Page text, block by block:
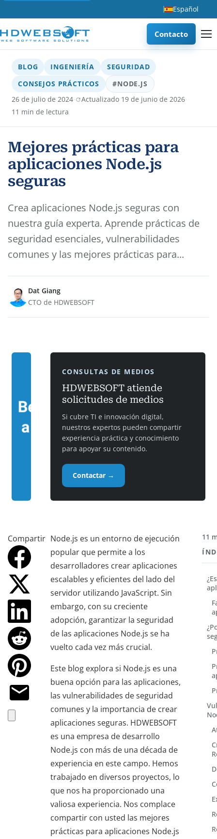
Español
Contacto
BLOG INGENIERÍA
SEGURIDAD
CONSEJOS PRÁCTICOS
#NODE.JS
26 de julio de 2024· Actualizado 19 de junio de 2026·
11 min de lectura
Mejores prácticas para
aplicaciones Node.js
seguras
Crea aplicaciones Node.js seguras con
nuestra guía experta. Aprende prácticas de
seguridad esenciales, vulnerabilidades
comunes y las mejores prácticas para...
Dat Giang
CTO de HDWEBSOFT
CONSULTAS DE MEDIOS
HDWEBSOFT atiende
solicitudes de medios
Si cubre TI e innovación digital,
nuestros expertos pueden compartir
experiencia práctica y conocimiento
para apoyar su contenido.
Contactar →
Compartir Node.js es un entorno de ejecución
popular que permite a los
desarrolladores crear aplicaciones
escalables y eficientes del lado del
servidor utilizando JavaScript. Sin
embargo, con su creciente
adopción, garantizar la seguridad
de las aplicaciones Node.js se ha
vuelto cada vez más crucial.
Este blog explora si Node.js es una
buena opción para las aplicaciones,
las vulnerabilidades de seguridad
comunes y la importancia de crear
aplicaciones seguras. HDWEBSOFT
es una empresa de desarrollo
Node.js con más de una década de
experiencia en este campo. Hemos
trabajado en diversos proyectos, lo
que nos ha proporcionado una
valiosa experiencia. Nos complace
compartir con usted las mejores
prácticas para aplicaciones Node.js
11